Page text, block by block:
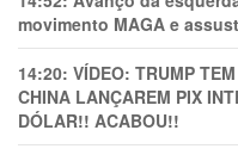
movimento MAGA e
14:20: VÍDEO: TRUMP
CHINA LANÇAREM PIX
DÓLAR!! ACABOU!!